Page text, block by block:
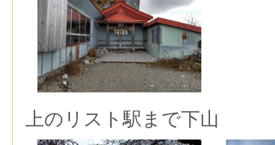
上のリスト駅まで下山